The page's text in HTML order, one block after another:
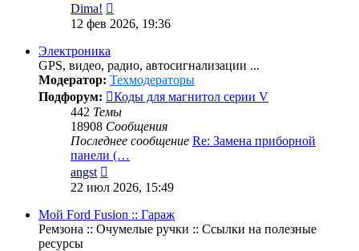
Dima!
к
12 фев 2026, 19:36
Электроника
GPS, видео, радио, автосигнализации ...
Модератор: Техмодераторы
Подфорум:
Коды для магнитол серии V
442 Темы
18908 Сообщения
Последнее сообщение Re: Замена приборной
панели (…
angst
к
сообщению
22 июл 2026, 15:49
Мой Ford Fusion :: Гараж
Ремзона :: Очумелые ручки :: Ссылки на полезные
ресурсы